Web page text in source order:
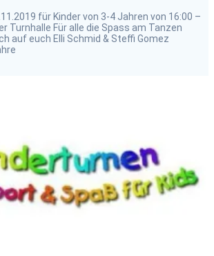
für Kinder von 3-4 Jahren von 16:00 –
Turnhalle Für alle die Spass am Tanzen
auf euch Elli Schmid & Steffi Gomez